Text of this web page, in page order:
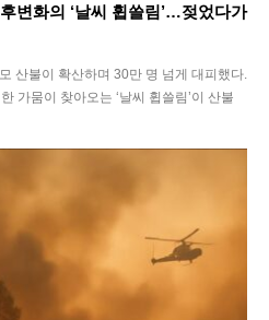
변화의 ‘날씨 휩쓸림’…젖었다가
산불이 확산하며 30만 명 넘게 대피했다.
가뭄이 찾아오는 ‘날씨 휩쓸림’이 산불